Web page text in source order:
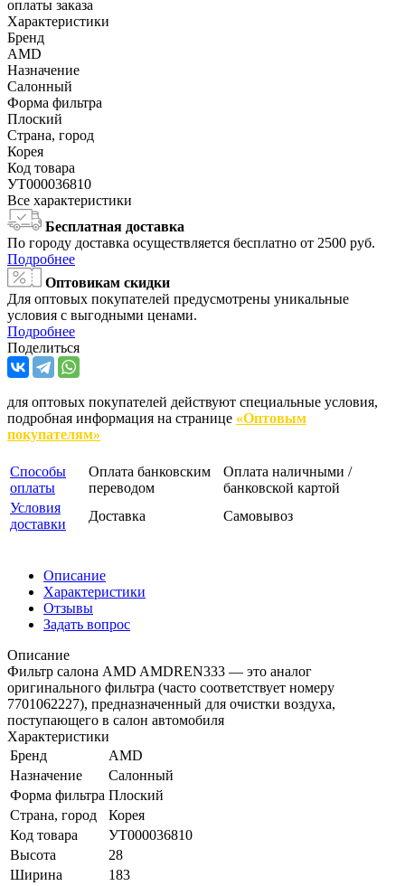
оплаты заказа
Характеристики
Бренд
AMD
Назначение
Салонный
Форма фильтра
Плоский
Страна, город
Корея
Код товара
УТ000036810
Все характеристики
Бесплатная доставка
По городу доставка осуществляется бесплатно от 2500 руб.
Подробнее
Оптовикам скидки
Для оптовых покупателей предусмотрены уникальные
условия с выгодными ценами.
Подробнее
Поделиться
для оптовых покупателей действуют специальные условия,
подробная информация на странице «Оптовым
покупателям»
Способы
оплаты
Оплата банковским
переводом
Оплата наличными /
банковской картой
Условия
доставки
Доставка Самовывоз
Описание
Характеристики
Отзывы
Задать вопрос
Описание
Фильтр салона AMD AMDREN333 — это аналог
оригинального фильтра (часто соответствует номеру
7701062227), предназначенный для очистки воздуха,
поступающего в салон автомобиля
Характеристики
Бренд
AMD
Назначение
Салонный
Форма фильтра Плоский
Страна, город
Корея
Код товара
УТ000036810
Высота
28
Ширина
183